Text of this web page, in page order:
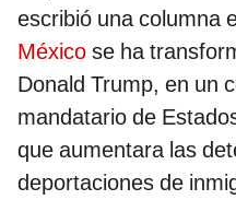
escribió una columna
México se ha
Donald Trump, en un
mandatario de
que aumentara las
deportaciones de